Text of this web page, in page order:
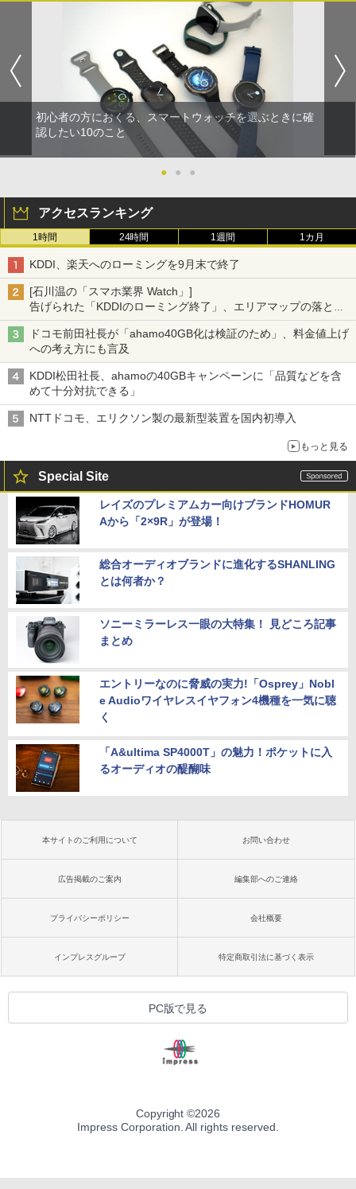
初心者の方におくる、スマートウォッチを選ぶときに確
認したい10のこと
● ● ●
アクセスランキング
1時間 24時間 1週間 1カ月
KDDI、楽天へのローミングを9月末で終了
[石川温の「スマホ業界 Watch」]
告げられた「KDDIのローミング終了」、エリアマップの落とし
穴と楽天モバイルの課題
ドコモ前田社長が「ahamo40GB化は検証のため」、料金値上げ
への考え方にも言及
KDDI松田社長、ahamoの40GBキャンペーンに「品質などを含
めて十分対抗できる」
NTTドコモ、エリクソン製の最新型装置を国内初導入
もっと見る
Special Site
レイズのプレミアムカー向けブランドHOMUR
Aから「2×9R」が登場！
総合オーディオブランドに進化するSHANLING
とは何者か？
ソニーミラーレス一眼の大特集！ 見どころ記事
まとめ
エントリーなのに脅威の実力!「Osprey」Nobl
e Audioワイヤレスイヤフォン4機種を一気に聴
く
「A&ultima SP4000T」の魅力！ポケットに入
るオーディオの醍醐味
本サイトのご利用について お問い合わせ
広告掲載のご案内 編集部へのご連絡
プライバシーポリシー 会社概要
インプレスグループ 特定商取引法に基づく表示
PC版で見る
Copyright ©2026
Impress Corporation. All rights reserved.